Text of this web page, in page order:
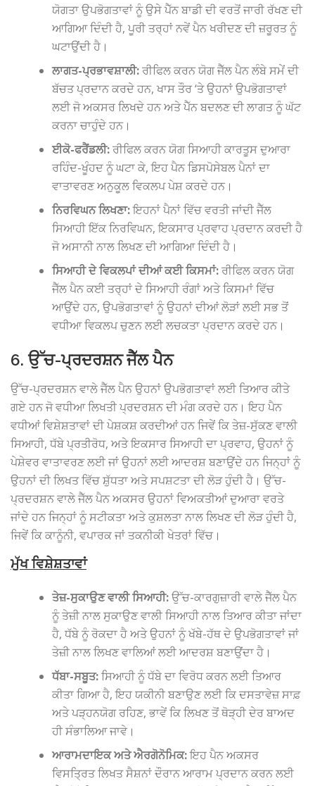
ਯੋਗਤਾ ਉਪਭੋਗਤਾਵਾਂ ਨੂੰ ਉਸੇ ਪੈੱਨ ਬਾਡੀ ਦੀ ਵਰਤੋਂ ਜਾਰੀ ਰੱਖਣ ਦੀ
ਆਗਿਆ ਦਿੰਦੀ ਹੈ, ਪੂਰੀ ਤਰ੍ਹਾਂ ਨਵੇਂ ਪੈਨ ਖਰੀਦਣ ਦੀ ਜ਼ਰੂਰਤ ਨੂੰ
ਘਟਾਉਂਦੀ ਹੈ।
ਲਾਗਤ-ਪ੍ਰਭਾਵਸ਼ਾਲੀ:ਰੀਫਿਲ ਕਰਨ ਯੋਗ ਜੈੱਲ ਪੈਨ ਲੰਬੇ ਸਮੇਂ ਦੀ
ਬੱਚਤ ਪ੍ਰਦਾਨ ਕਰਦੇ ਹਨ, ਖਾਸ ਤੌਰ ‘ਤੇ ਉਹਨਾਂ ਉਪਭੋਗਤਾਵਾਂ
ਲਈ ਜੋ ਅਕਸਰ ਲਿਖਦੇ ਹਨ ਅਤੇ ਪੈੱਨ ਬਦਲਣ ਦੀ ਲਾਗਤ ਨੂੰ ਘੱਟ
ਕਰਨਾ ਚਾਹੁੰਦੇ ਹਨ।
ਈਕੋ-ਫਰੈਂਡਲੀ:ਰੀਫਿਲ ਕਰਨ ਯੋਗ ਸਿਆਹੀ ਕਾਰਤੂਸ ਦੁਆਰਾ
ਰਹਿੰਦ-ਖੂੰਹਦ ਨੂੰ ਘਟਾ ਕੇ, ਇਹ ਪੈਨ ਡਿਸਪੋਸੇਬਲ ਪੈਨਾਂ ਦਾ
ਵਾਤਾਵਰਣ ਅਨੁਕੂਲ ਵਿਕਲਪ ਪੇਸ਼ ਕਰਦੇ ਹਨ।
ਨਿਰਵਿਘਨ ਲਿਖਣਾ:ਇਹਨਾਂ ਪੈਨਾਂ ਵਿੱਚ ਵਰਤੀ ਜਾਂਦੀ ਜੈੱਲ
ਸਿਆਹੀ ਇੱਕ ਨਿਰਵਿਘਨ, ਇਕਸਾਰ ਪ੍ਰਵਾਹ ਪ੍ਰਦਾਨ ਕਰਦੀ ਹੈ
ਜੋ ਅਸਾਨੀ ਨਾਲ ਲਿਖਣ ਦੀ ਆਗਿਆ ਦਿੰਦੀ ਹੈ।
ਸਿਆਹੀ ਦੇ ਵਿਕਲਪਾਂ ਦੀਆਂ ਕਈ ਕਿਸਮਾਂ:ਰੀਫਿਲ ਕਰਨ ਯੋਗ
ਜੈੱਲ ਪੈਨ ਕਈ ਤਰ੍ਹਾਂ ਦੇ ਸਿਆਹੀ ਰੰਗਾਂ ਅਤੇ ਕਿਸਮਾਂ ਵਿੱਚ
ਆਉਂਦੇ ਹਨ, ਉਪਭੋਗਤਾਵਾਂ ਨੂੰ ਉਹਨਾਂ ਦੀਆਂ ਲੋੜਾਂ ਲਈ ਸਭ ਤੋਂ
ਵਧੀਆ ਵਿਕਲਪ ਚੁਣਨ ਲਈ ਲਚਕਤਾ ਪ੍ਰਦਾਨ ਕਰਦੇ ਹਨ।
6. ਉੱਚ-ਪ੍ਰਦਰਸ਼ਨ ਜੈੱਲ ਪੈਨ
ਉੱਚ-ਪ੍ਰਦਰਸ਼ਨ ਵਾਲੇ ਜੈੱਲ ਪੈਨ ਉਹਨਾਂ ਉਪਭੋਗਤਾਵਾਂ ਲਈ ਤਿਆਰ ਕੀਤੇ
ਗਏ ਹਨ ਜੋ ਵਧੀਆ ਲਿਖਤੀ ਪ੍ਰਦਰਸ਼ਨ ਦੀ ਮੰਗ ਕਰਦੇ ਹਨ। ਇਹ ਪੈਨ
ਵਧੀਆਂ ਵਿਸ਼ੇਸ਼ਤਾਵਾਂ ਦੀ ਪੇਸ਼ਕਸ਼ ਕਰਦੀਆਂ ਹਨ ਜਿਵੇਂ ਕਿ ਤੇਜ਼-ਸੁੱਕਣ ਵਾਲੀ
ਸਿਆਹੀ, ਧੱਬੇ ਪ੍ਰਤੀਰੋਧ, ਅਤੇ ਇਕਸਾਰ ਸਿਆਹੀ ਦਾ ਪ੍ਰਵਾਹ, ਉਹਨਾਂ ਨੂੰ
ਪੇਸ਼ੇਵਰ ਵਾਤਾਵਰਣ ਲਈ ਜਾਂ ਉਹਨਾਂ ਲਈ ਆਦਰਸ਼ ਬਣਾਉਂਦੇ ਹਨ ਜਿਨ੍ਹਾਂ ਨੂੰ
ਉਹਨਾਂ ਦੀ ਲਿਖਤ ਵਿੱਚ ਸ਼ੁੱਧਤਾ ਅਤੇ ਸਪਸ਼ਟਤਾ ਦੀ ਲੋੜ ਹੁੰਦੀ ਹੈ। ਉੱਚ-
ਪ੍ਰਦਰਸ਼ਨ ਵਾਲੇ ਜੈੱਲ ਪੈਨ ਅਕਸਰ ਉਹਨਾਂ ਵਿਅਕਤੀਆਂ ਦੁਆਰਾ ਵਰਤੇ
ਜਾਂਦੇ ਹਨ ਜਿਨ੍ਹਾਂ ਨੂੰ ਸਟੀਕਤਾ ਅਤੇ ਕੁਸ਼ਲਤਾ ਨਾਲ ਲਿਖਣ ਦੀ ਲੋੜ ਹੁੰਦੀ ਹੈ,
ਜਿਵੇਂ ਕਿ ਕਾਨੂੰਨੀ, ਵਪਾਰਕ ਜਾਂ ਤਕਨੀਕੀ ਖੇਤਰਾਂ ਵਿੱਚ।
ਮੁੱਖ ਵਿਸ਼ੇਸ਼ਤਾਵਾਂ
ਤੇਜ਼-ਸੁਕਾਉਣ ਵਾਲੀ ਸਿਆਹੀ:ਉੱਚ-ਕਾਰਗੁਜ਼ਾਰੀ ਵਾਲੇ ਜੈੱਲ ਪੈਨ
ਨੂੰ ਤੇਜ਼ੀ ਨਾਲ ਸੁਕਾਉਣ ਵਾਲੀ ਸਿਆਹੀ ਨਾਲ ਤਿਆਰ ਕੀਤਾ ਜਾਂਦਾ
ਹੈ, ਧੱਬੇ ਨੂੰ ਰੋਕਦਾ ਹੈ ਅਤੇ ਉਹਨਾਂ ਨੂੰ ਖੱਬੇ-ਹੱਥ ਦੇ ਉਪਭੋਗਤਾਵਾਂ ਜਾਂ
ਤੇਜ਼ੀ ਨਾਲ ਲਿਖਣ ਵਾਲਿਆਂ ਲਈ ਆਦਰਸ਼ ਬਣਾਉਂਦਾ ਹੈ।
ਧੱਬਾ-ਸਬੂਤ:ਸਿਆਹੀ ਨੂੰ ਧੱਬੇ ਦਾ ਵਿਰੋਧ ਕਰਨ ਲਈ ਤਿਆਰ
ਕੀਤਾ ਗਿਆ ਹੈ, ਇਹ ਯਕੀਨੀ ਬਣਾਉਣ ਲਈ ਕਿ ਦਸਤਾਵੇਜ਼ ਸਾਫ਼
ਅਤੇ ਪੜ੍ਹਨਯੋਗ ਰਹਿਣ, ਭਾਵੇਂ ਕਿ ਲਿਖਣ ਤੋਂ ਥੋੜ੍ਹੀ ਦੇਰ ਬਾਅਦ
ਹੀ ਸੰਭਾਲਿਆ ਜਾਵੇ।
ਆਰਾਮਦਾਇਕ ਅਤੇ ਐਰਗੋਨੋਮਿਕ:ਇਹ ਪੈਨ ਅਕਸਰ
ਵਿਸਤ੍ਰਿਤ ਲਿਖਤ ਸੈਸ਼ਨਾਂ ਦੌਰਾਨ ਆਰਾਮ ਪ੍ਰਦਾਨ ਕਰਨ ਲਈ